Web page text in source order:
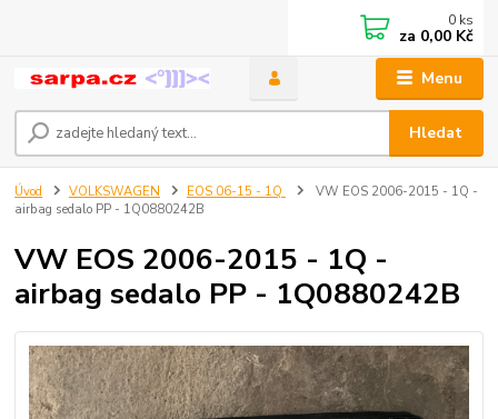
Menu
Hledat
0 ks
za 0,00 Kč
Úvod VOLKSWAGEN EOS 06-15 - 1Q
VW EOS 2006-2015 - 1Q -
airbag sedalo PP - 1Q0880242B
VW EOS 2006-2015 - 1Q -
airbag sedalo PP - 1Q0880242B